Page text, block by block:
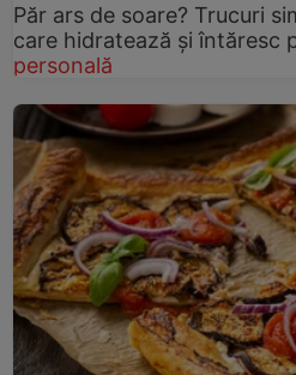
Păr ars de soare? Trucuri
care hidratează și întăresc
personală